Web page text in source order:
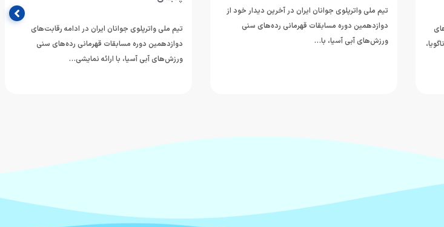
تیم ملی واترپلوی جوانان ایران در ادامه رقابت‌های
دوازدهمین دوره مسابقات قهرمانی رده‌های سنی
تیم ملی واترپلوی جوانان ایران در چهارمین دیدار خود از
مرحله گروهی دوازدهمین دوره مسابقات قهرمانی
رده‌های سنی ورزش‌های آبی…